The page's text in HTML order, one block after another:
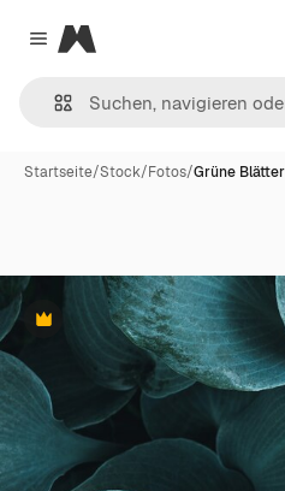
Close menu
Magnific
Startseite/Stock/Fotos/Grüne
Premium